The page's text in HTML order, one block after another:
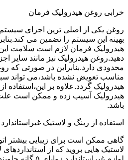
خرابی روغن هیدرولیک فرمان
روغن یکی از اصلی ترین اجزای
بهینه این سیستم را تضمین می
هیدرولیک فرمان لازم است سلامت
دهید.روغن هیدرولیک نیز مانند سایر
محدودی دارد.بنابراین در صورتی که
مناسب تعویض نشده باشد،می تواند
هیدرولیک گردد.علاوه بر
هیدرولیک آسیب زده و ممکن است
باشد.
استفاده از رینگ و لاستیک غیراستاندارد
گاهی ممکن است برای زیبایی بیشتر
لاستیک هایی بروید که از استانداردهای